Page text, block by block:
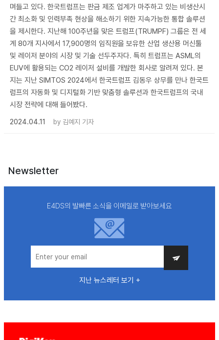
며들고 있다. 한국트럼프는 판금 제조 업계가 마주하고 있는 비생산시
간 최소화 및 인력부족 현상을 해소하기 위한 지속가능한 통합 솔루션
을 제시한다. 지난해 100주년을 맞은 트럼프(TRUMPF) 그룹은 전 세
계 80개 지사에서 17,900명의 임직원을 보유한 산업 생산용 머신툴
및 레이저 분야의 시장 및 기술 선두주자다. 특히 트럼프는 ASML의
EUV에 활용되는 CO2 레이저 설비를 개발한 회사로 알려져 있다. 본
지는 지난 SIMTOS 2024에서 한국트럼프 김동우 상무를 만나 한국트
럼프의 자동화 및 디지털화 기반 맞춤형 솔루션과 한국트럼프의 국내
시장 전략에 대해 들어봤다.
2024.04.11
by 김예지 기자
Newsletter
E4DS의 발빠른 소식을 이메일로 받아보세요
지난 뉴스레터 보기 +